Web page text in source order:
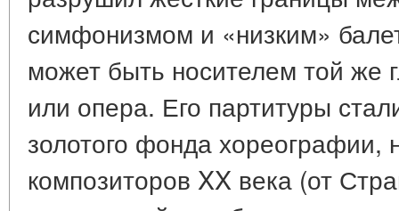
симфонизмом и «низким»
может быть носителем той же
или опера. Его партитуры
золотого фонда хореографии,
композиторов XX века (от